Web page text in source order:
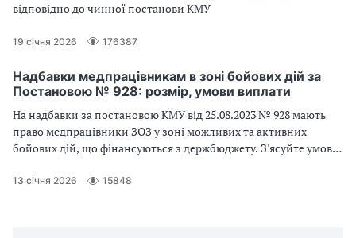
відповідно до чинної постанови КМУ
19 січня 2026 176387
Надбавки медпрацівникам в зоні бойових дій за
Постановою № 928: розмір, умови виплати
На надбавки за постановою КМУ від 25.08.2023 № 928 мають
право медпрацівники ЗОЗ у зоні можливих та активних
бойових дій, що фінансуються з держбюджету. З'ясуйте умови
13 січня 2026 15848